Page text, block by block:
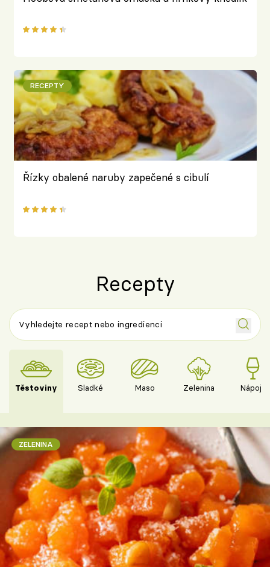
RECEPTY
Řízky obalené naruby zapečené s cibulí
Recepty
Těstoviny Sladké Maso Zelenina Nápoje
ZELENINA